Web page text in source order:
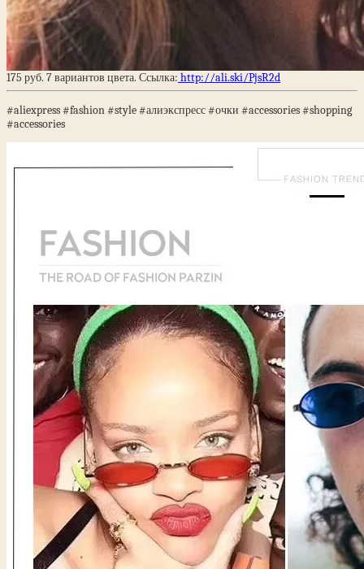
175 руб. 7 вариантов цвета. Ссылка: http://ali.ski/PjsR2d
#aliexpress #fashion #style #алиэкспресс #очки #accessories #shopping
#accessories